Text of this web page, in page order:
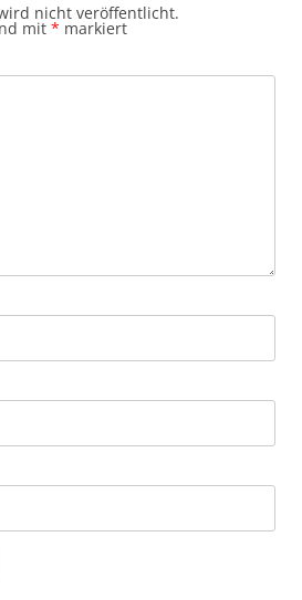
nicht veröffentlicht.
mit * markiert